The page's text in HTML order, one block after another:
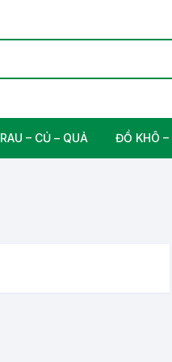
RAU – CỦ – QUẢ ĐỒ KHÔ –